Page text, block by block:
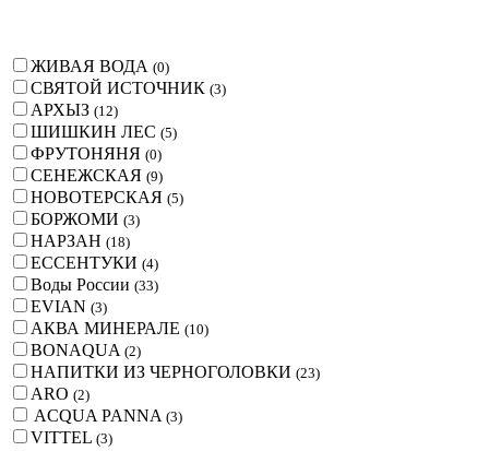
ЖИВАЯ ВОДА (0)
СВЯТОЙ ИСТОЧНИК (3)
АРХЫЗ (12)
ШИШКИН ЛЕС (5)
ФРУТОНЯНЯ (0)
СЕНЕЖСКАЯ (9)
НОВОТЕРСКАЯ (5)
БОРЖОМИ (3)
НАРЗАН (18)
ЕССЕНТУКИ (4)
Воды России (33)
EVIAN (3)
АКВА МИНЕРАЛЕ (10)
BONAQUA (2)
НАПИТКИ ИЗ ЧЕРНОГОЛОВКИ (23)
ARO (2)
ACQUA PANNA (3)
VITTEL (3)